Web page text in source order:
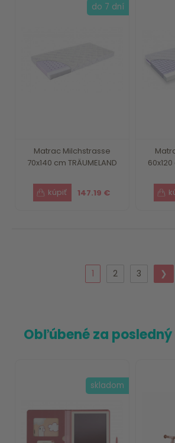
Matrac Milchstrasse
70x140 cm TRÄUMELAND
147.19 €
do 7 dní
60x120
1 2 3 ❯
Obľúbené za
skladom